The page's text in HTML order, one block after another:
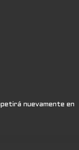
nuevamente en